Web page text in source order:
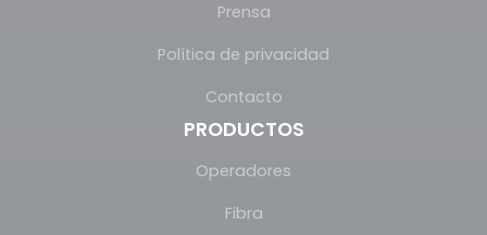
Prensa
Política de privacidad
Contacto
PRODUCTOS
Operadores
Fibra